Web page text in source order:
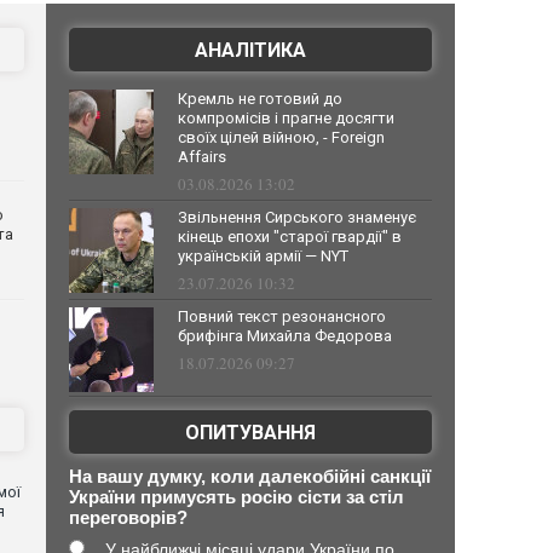
АНАЛІТИКА
Кремль не готовий до
компромісів і прагне досягти
своїх цілей війною, - Foreign
Affairs
03.08.2026 13:02
Звільнення Сирського знаменує
кінець епохи "старої гвардії" в
українській армії — NYT
23.07.2026 10:32
Повний текст резонансного
брифінга Михайла Федорова
18.07.2026 09:27
ОПИТУВАННЯ
На вашу думку, коли далекобійні санкції
України примусять росію сісти за стіл
переговорів?